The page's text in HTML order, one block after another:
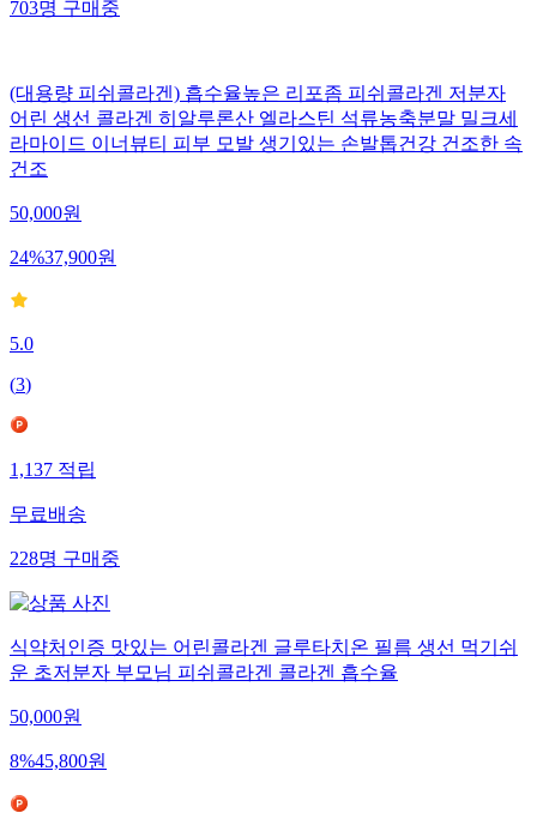
703명구매중
(대용량 피쉬콜라겐) 흡수율높은 리포좀 피쉬콜라겐 저분자
어린 생선 콜라겐 히알루론산 엘라스틴 석류농축분말 밀크세
라마이드 이너뷰티 피부 모발 생기있는 손발톱건강 건조한 속
건조
50,000원
24%37,900원
5.0
(3)
1,137적립
무료배송
228명구매중
식약처인증 맛있는 어린콜라겐 글루타치온 필름 생선 먹기쉬
운 초저분자 부모님 피쉬콜라겐 콜라겐 흡수율
50,000원
8%45,800원